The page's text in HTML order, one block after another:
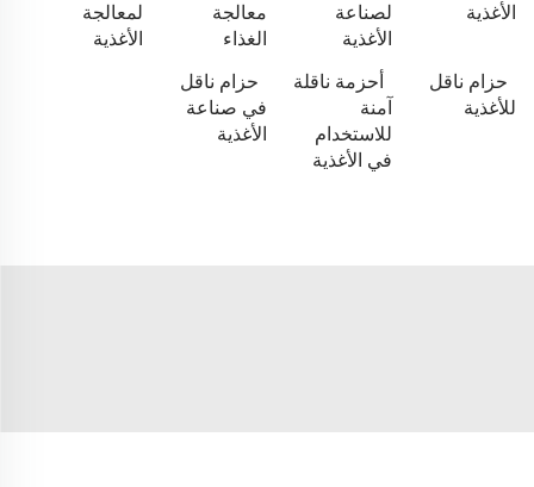
الأغذية
لصناعة
الأغذية
معالجة
الغذاء
لمعالجة
الأغذية
حزام ناقل
للأغذية
أحزمة ناقلة
آمنة
للاستخدام
في الأغذية
حزام ناقل
في صناعة
الأغذية